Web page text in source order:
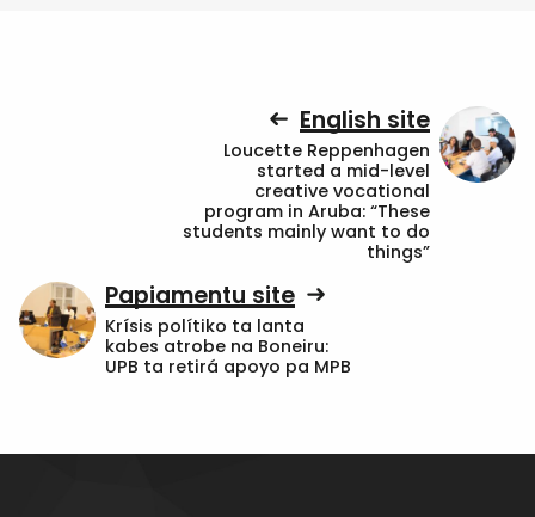
English site
Loucette Reppenhagen
started a mid-level
creative vocational
program in Aruba: “These
students mainly want to do
things”
Papiamentu site
Krísis polítiko ta lanta
kabes atrobe na Boneiru:
UPB ta retirá apoyo pa MPB